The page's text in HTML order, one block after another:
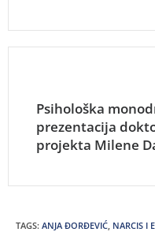
Psihološka
prezentacija
projekta Milene
TAGS: ANJA ĐORĐEVIĆ NARCIS I